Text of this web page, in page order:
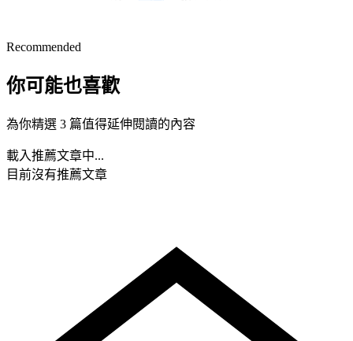
Recommended
你可能也喜歡
為你精選 3 篇值得延伸閱讀的內容
載入推薦文章中...
目前沒有推薦文章